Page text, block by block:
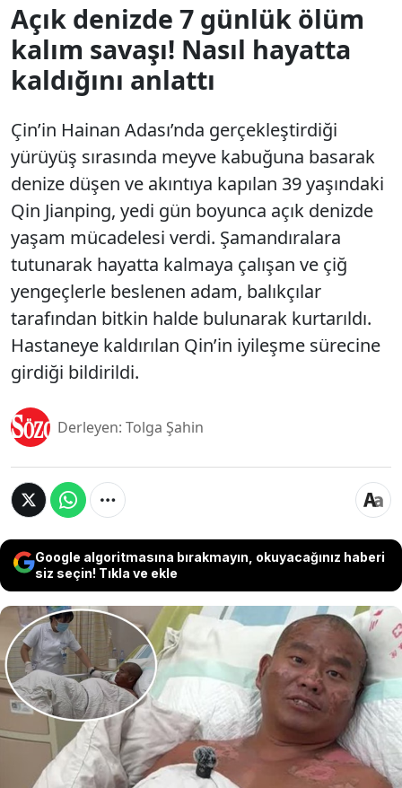
Açık denizde 7 günlük ölüm
kalım savaşı! Nasıl hayatta
kaldığını anlattı
Çin’in Hainan Adası’nda gerçekleştirdiği
yürüyüş sırasında meyve kabuğuna basarak
denize düşen ve akıntıya kapılan 39 yaşındaki
Qin Jianping, yedi gün boyunca açık denizde
yaşam mücadelesi verdi. Şamandıralara
tutunarak hayatta kalmaya çalışan ve çiğ
yengeçlerle beslenen adam, balıkçılar
tarafından bitkin halde bulunarak kurtarıldı.
Hastaneye kaldırılan Qin’in iyileşme sürecine
girdiği bildirildi.
Derleyen: Tolga Şahin
Google algoritmasına bırakmayın, okuyacağınız haberi
siz seçin! Tıkla ve ekle
Çin’in Hainan Adası’nda gerçekleştirdiği yürüyüş
sırasında meyve kabuğuna basarak denize düşen
ve akıntıya kapılan 39 yaşındaki Qin Jianping, yedi
gün boyunca açık denizde yaşam mücadelesi verdi.
Şamandıralara tutunarak hayatta kalmaya çalışan
ve çiğ yengeçlerle beslenen adam, balıkçılar
tarafından bitkin halde bulunarak kurtarıldı.
Hastaneye kaldırılan Qin’in iyileşme sürecine girdiği